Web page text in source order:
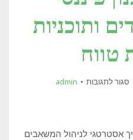
ותוכניות
טווח
סגור לתגובות על
יעדים
admin
אסטרטגי לניהול המשאבים